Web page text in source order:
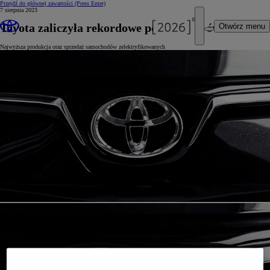
Przejdź do głównej zawartości (Press Enter)
Otwórz menu
7 sierpnia 2023
Toyota zaliczyła rekordowe półrocze na świecie
Najwyższa produkcja oraz sprzedaż samochodów zelektryfikowanych